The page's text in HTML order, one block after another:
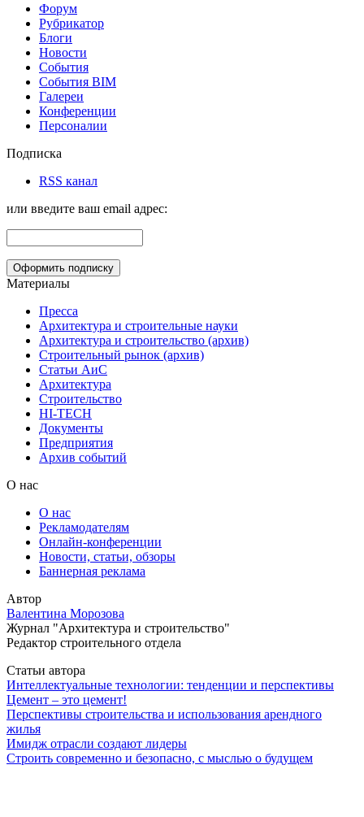
Форум
Рубрикатор
Блоги
Новости
События
События BIM
Галереи
Конференции
Персоналии
Подписка
RSS канал
или введите ваш email адрес:
Материалы
Пресса
Архитектура и строительные науки
Архитектура и строительство (архив)
Строительный рынок (архив)
Статьи АиС
Архитектура
Строительство
HI-TECH
Документы
Предприятия
Архив событий
О нас
О нас
Рекламодателям
Онлайн-конференции
Новости, статьи, обзоры
Баннерная реклама
Автор
Валентина Морозова
Журнал "Архитектура и строительство"
Редактор строительного отдела
Статьи автора
Интеллектуальные технологии: тенденции и перспективы
Цемент – это цемент!
Перспективы строительства и использования арендного
жилья
Имидж отрасли создают лидеры
Строить современно и безопасно, с мыслью о будущем